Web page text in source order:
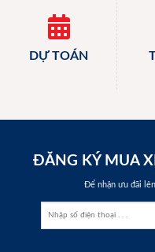
DỰ TOÁN
ĐĂNG KÝ MUA
Để nhận ưu đãi